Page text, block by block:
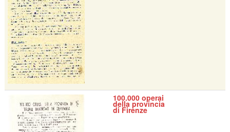
100.000 operai
della provincia
di Firenze